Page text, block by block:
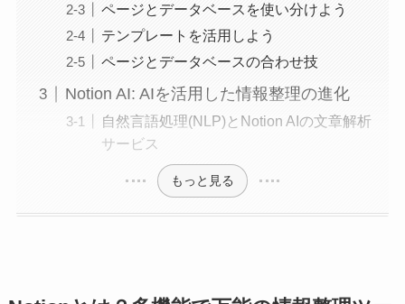
ページとデータベースを使い分けよう
テンプレートを活用しよう
ページとデータベースの合わせ技
Notion AI: AIを活用した情報整理の進化
自然言語処理(NLP)とNotion AIの文章解析
サービス
もっと見る